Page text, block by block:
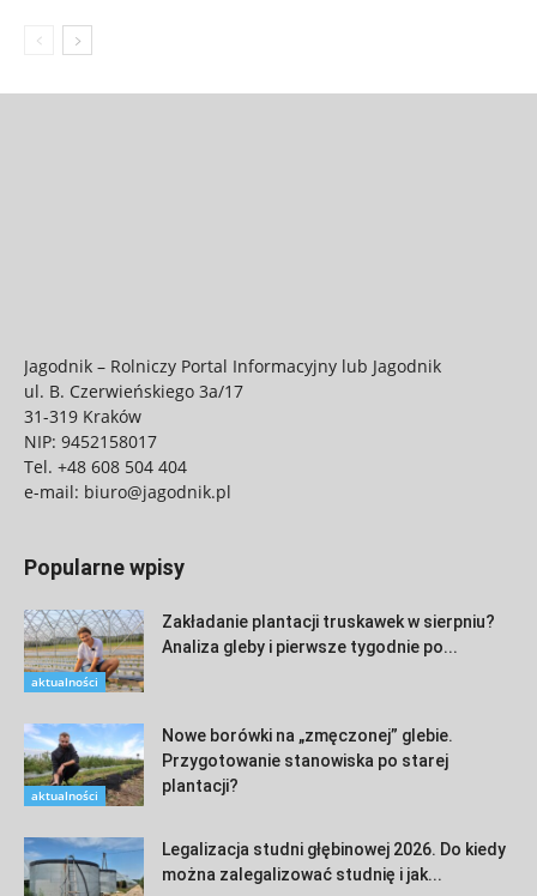
Jagodnik – Rolniczy Portal Informacyjny lub Jagodnik
ul. B. Czerwieńskiego 3a/17
31-319 Kraków
NIP: 9452158017
Tel. +48 608 504 404
e-mail: biuro@jagodnik.pl
Popularne wpisy
aktualności
Zakładanie plantacji truskawek w sierpniu?
Analiza gleby i pierwsze tygodnie po...
aktualności
Nowe borówki na „zmęczonej” glebie.
Przygotowanie stanowiska po starej
plantacji?
Legalizacja studni głębinowej 2026. Do kiedy
można zalegalizować studnię i jak...